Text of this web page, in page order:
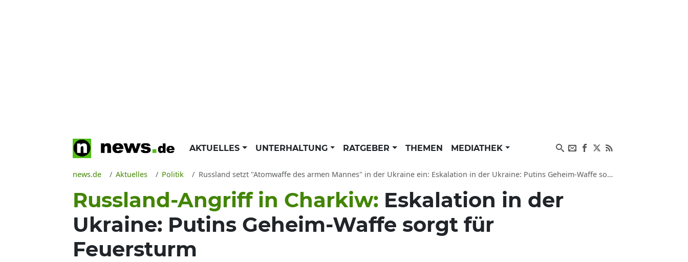
AKTUELLES UNTERHALTUNG RATGEBER THEMEN MEDIATHEK
news.de Aktuelles Politik Russland setzt "Atomwaffe des armen Mannes" in der Ukraine ein: Eskalation in der Ukraine: Putins Geheim-Waffe sorgt für Feuersturm
Russland-Angriff in Charkiw: Eskalation in der
Ukraine: Putins Geheim-Waffe sorgt für
Feuersturm